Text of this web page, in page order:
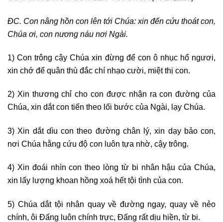
ĐC. Con nâng hồn con lên tới Chúa: xin đến cứu thoát con,
Chúa ơi, con nương náu nơi Ngài.
1) Con trông cậy Chúa xin đừng để con ô nhục hổ ngươi,
xin chớ để quân thù đắc chí nhạo cười, miệt thị con.
2) Xin thương chỉ cho con được nhận ra con đường của
Chúa, xin dắt con tiến theo lối bước của Ngài, lạy Chúa.
3) Xin dắt dìu con theo đường chân lý, xin dạy bảo con,
nơi Chúa hằng cứu độ con luôn tựa nhờ, cậy trông.
4) Xin đoái nhìn con theo lòng từ bi nhân hậu của Chúa,
xin lấy lượng khoan hồng xoá hết tội tình của con.
5) Chúa dắt tội nhân quay về đường ngay, quay về nẻo
chính, ôi Đấng luôn chính trực, Đấng rất dịu hiền, từ bi.